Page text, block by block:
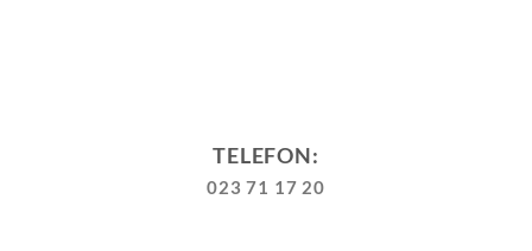
TELEFON:
023 71 17 20